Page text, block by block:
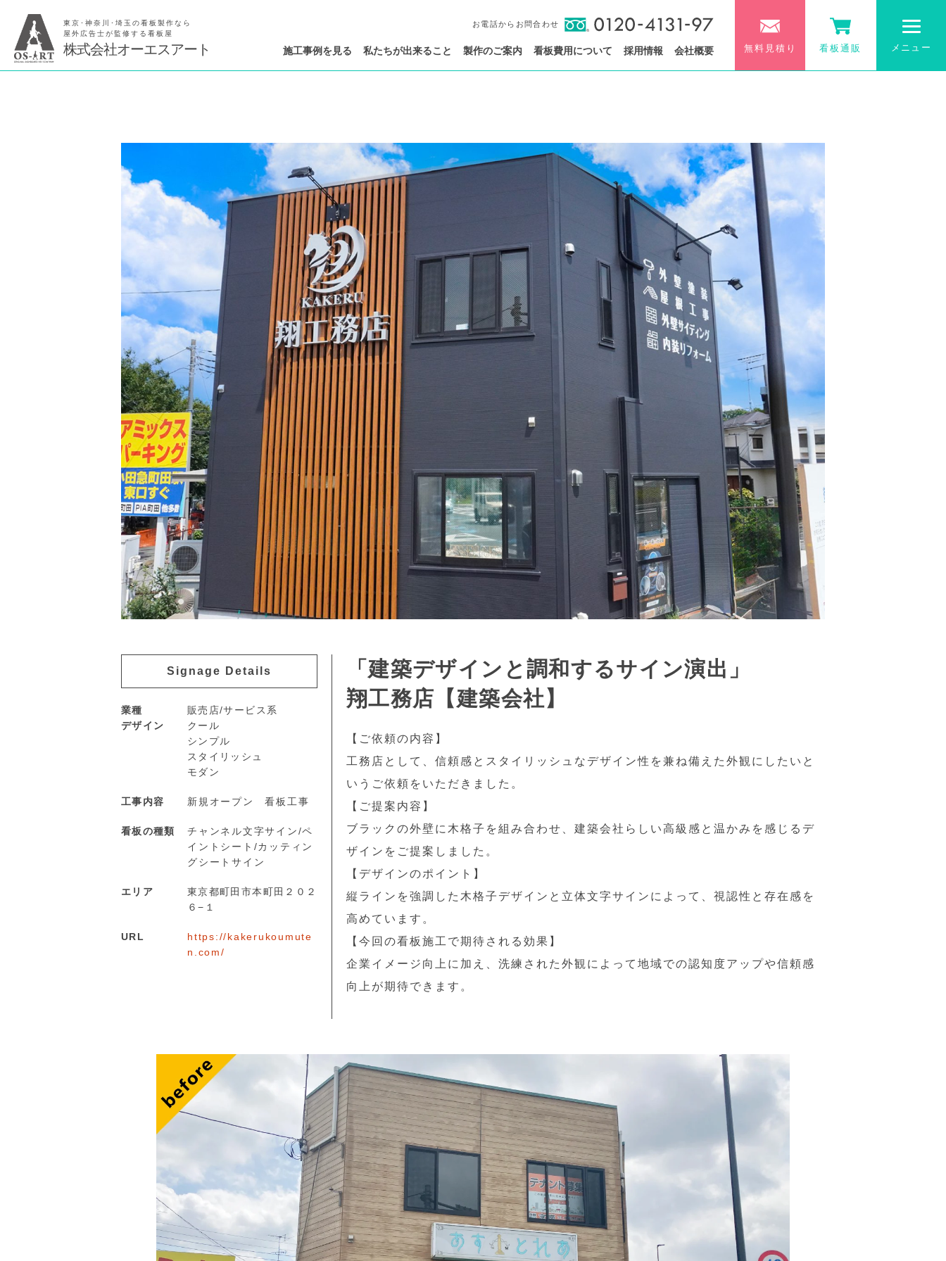
東京･神奈川･埼玉の看板製作なら
屋外広告士が監修する看板屋
株式会社オーエスアート
お電話からお問合わせ
施工事例を見る 私たちが出来ること 製作のご案内 看板費用について 採用情報 会社概要 無料見積り 看板通販 メニュー
Signage Details
業種
販売店/サービス系
デザイン
クール
シンプル
スタイリッシュ
モダン
工事内容 新規オープン 看板工事
看板の種類
チャンネル文字サイン/ペ
イントシート/カッティン
グシートサイン
エリア
東京都町田市本町田２０２
６−１
URL
https://kakerukoumute
n.com/
「建築デザインと調和するサイン演出」
翔工務店【建築会社】
【ご依頼の内容】
工務店として、信頼感とスタイリッシュなデザイン性を兼ね備えた外観にしたいと
いうご依頼をいただきました。
【ご提案内容】
ブラックの外壁に木格子を組み合わせ、建築会社らしい高級感と温かみを感じるデ
ザインをご提案しました。
【デザインのポイント】
縦ラインを強調した木格子デザインと立体文字サインによって、視認性と存在感を
高めています。
【今回の看板施工で期待される効果】
企業イメージ向上に加え、洗練された外観によって地域での認知度アップや信頼感
向上が期待できます。